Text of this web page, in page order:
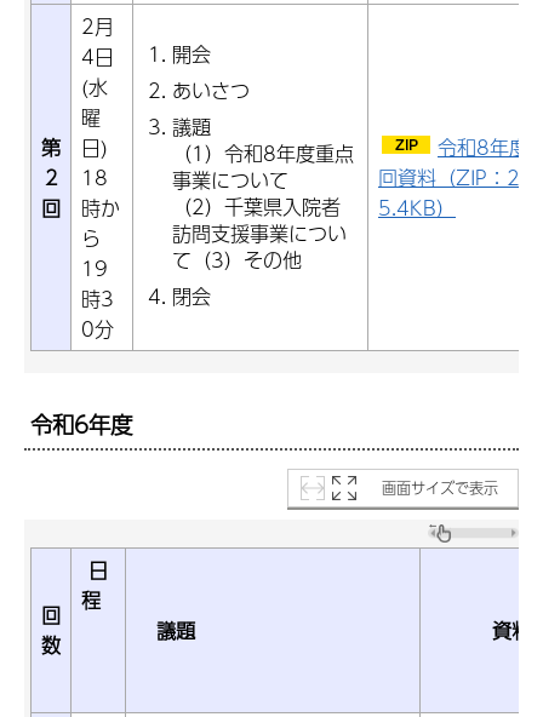
第
2
回
2月
4日
(水
曜
日)
18
時か
ら
19
時3
0分
開会
あいさつ
議題
（1）令和8年度重点
事業について
（2）千葉県入院者
訪問支援事業につい
て（3）その他
閉会
令和8年度
回資料（ZIP：
5.4KB）
令和6年度
画面サイズで表示
回
数
日
程
議題
資料